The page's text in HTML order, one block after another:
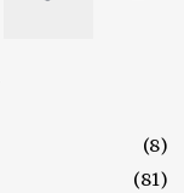
(8)
(81)